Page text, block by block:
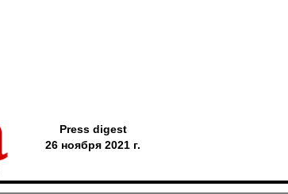
Press digest
26 ноября 2021 г.